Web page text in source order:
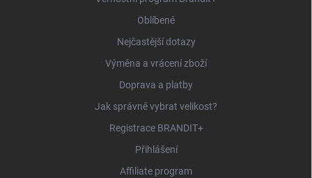
Oblíbené
Nejčastější dotazy
Výměna a vrácení zboží
Doprava a platby
Jak správně vybrat velikost?
Registrace BRANDIT+
Přihlášení
Affiliate program